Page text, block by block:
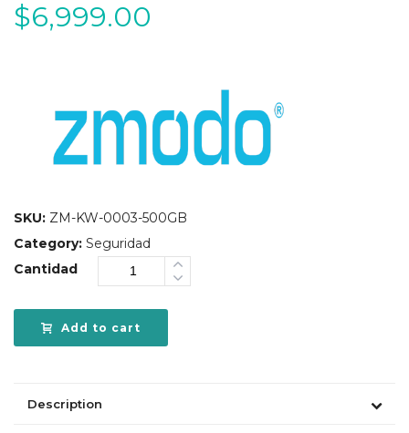
$6,999.00
SKU: ZM-KW-0003-500GB
Category: Seguridad
Cantidad
Add to cart
Description